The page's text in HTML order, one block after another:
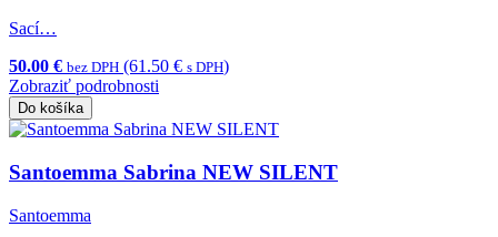
Sací…
50.00 € bez DPH (61.50 € s DPH)
Zobraziť podrobnosti
Do košíka
Santoemma Sabrina NEW SILENT
Santoemma